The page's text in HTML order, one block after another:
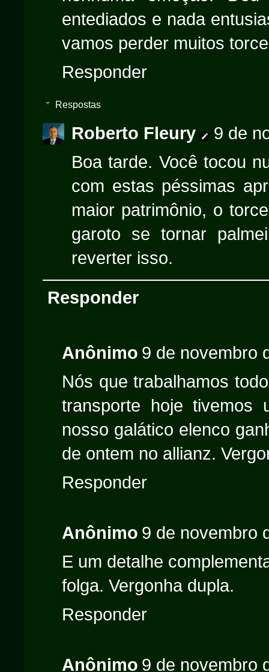
entediados e nada
vamos perder muitos
Responder
Respostas
Roberto Fleury
9 de
Boa tarde. Você tocou
com estas péssimas
maior patrimônio, o
garoto se tornar
reverter isso.
Responder
Anônimo 9 de novembro
Nós que trabalhamos
transporte hoje
nosso galático elenco
de ontem no allianz.
Responder
Anônimo 9 de novembro
E um detalhe
folga. Vergonha dupla.
Responder
Anônimo 9 de novembro